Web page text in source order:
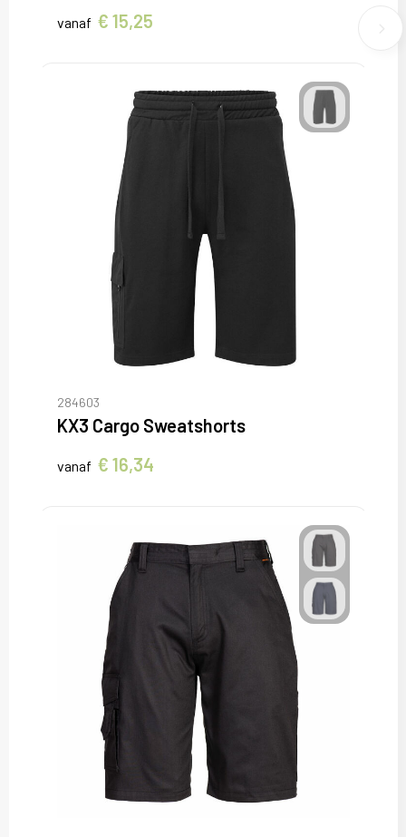
vanaf € 15,25
284603
KX3 Cargo Sweatshorts
vanaf € 16,34